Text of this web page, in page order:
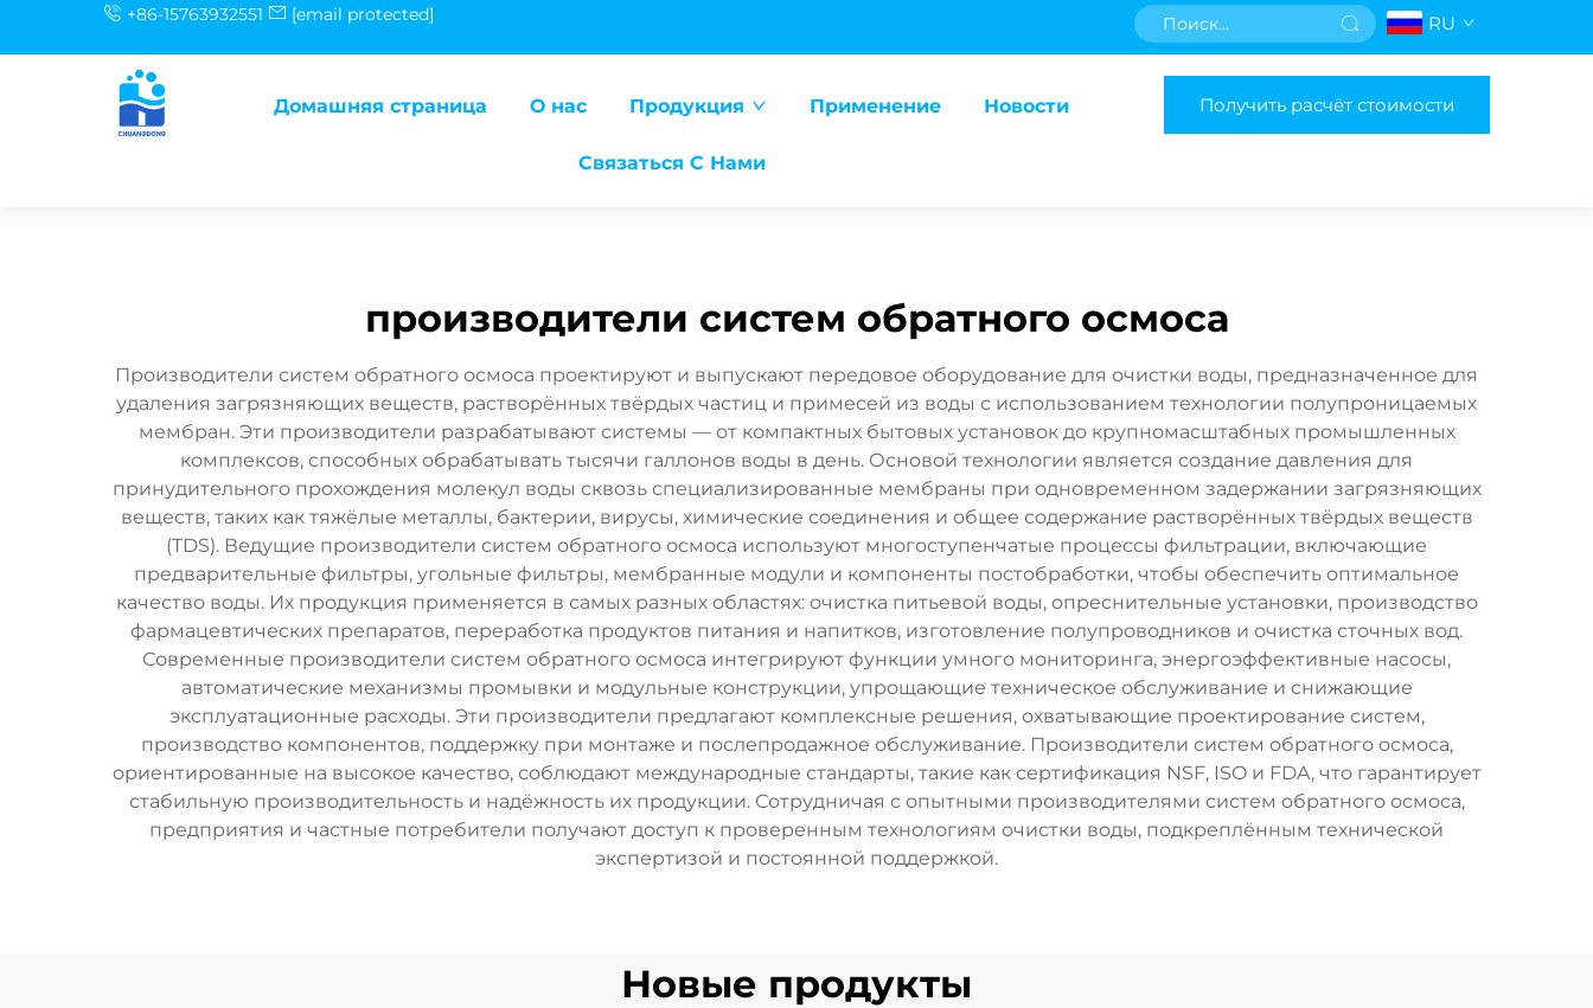
+86-15763932551 [email protected] RU
Домашняя страница О нас Продукция Применение Новости
Связаться С Нами
Получить расчёт стоимости
производители систем обратного осмоса
Производители систем обратного осмоса проектируют и выпускают передовое оборудование для очистки воды, предназначенное для
удаления загрязняющих веществ, растворённых твёрдых частиц и примесей из воды с использованием технологии полупроницаемых
мембран. Эти производители разрабатывают системы — от компактных бытовых установок до крупномасштабных промышленных
комплексов, способных обрабатывать тысячи галлонов воды в день. Основой технологии является создание давления для
принудительного прохождения молекул воды сквозь специализированные мембраны при одновременном задержании загрязняющих
веществ, таких как тяжёлые металлы, бактерии, вирусы, химические соединения и общее содержание растворённых твёрдых веществ
(TDS). Ведущие производители систем обратного осмоса используют многоступенчатые процессы фильтрации, включающие
предварительные фильтры, угольные фильтры, мембранные модули и компоненты постобработки, чтобы обеспечить оптимальное
качество воды. Их продукция применяется в самых разных областях: очистка питьевой воды, опреснительные установки, производство
фармацевтических препаратов, переработка продуктов питания и напитков, изготовление полупроводников и очистка сточных вод.
Современные производители систем обратного осмоса интегрируют функции умного мониторинга, энергоэффективные насосы,
автоматические механизмы промывки и модульные конструкции, упрощающие техническое обслуживание и снижающие
эксплуатационные расходы. Эти производители предлагают комплексные решения, охватывающие проектирование систем,
производство компонентов, поддержку при монтаже и послепродажное обслуживание. Производители систем обратного осмоса,
ориентированные на высокое качество, соблюдают международные стандарты, такие как сертификация NSF, ISO и FDA, что гарантирует
стабильную производительность и надёжность их продукции. Сотрудничая с опытными производителями систем обратного осмоса,
предприятия и частные потребители получают доступ к проверенным технологиям очистки воды, подкреплённым технической
экспертизой и постоянной поддержкой.
Новые продукты